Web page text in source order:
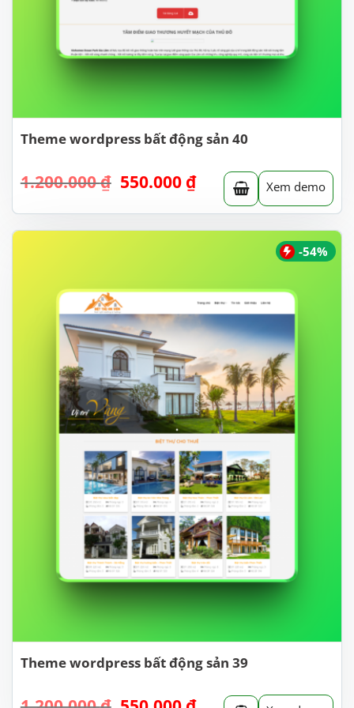
Theme wordpress bất động sản 40
1.200.000₫ Giá
là:
1.200.000 ₫.
550.000 ₫Giá
hiện
tại
là:
Xem demo
-54%
Theme wordpress bất động sản 39